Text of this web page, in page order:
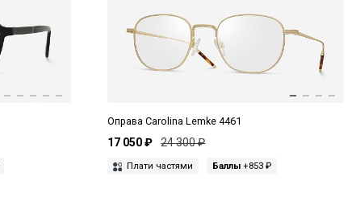
Оправа Carolina Lemke 4461
17 050 ₽ 24 300 ₽
Плати частями Баллы +853 ₽